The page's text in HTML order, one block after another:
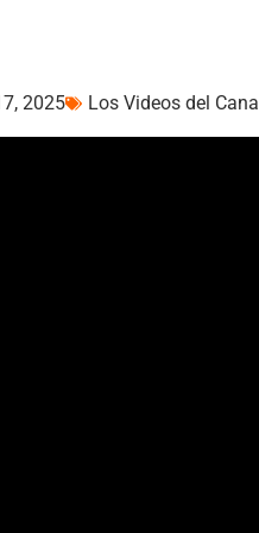
2025 Los Videos del